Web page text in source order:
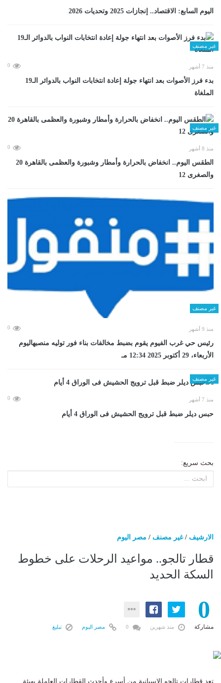
اليوم السابع: الاقتصاد.. إنجازات 2025 وتحديات 2026
غير مصنف
منذ 7 أشهر 0
بدء فرز الأصوات بعد انتهاء جولة إعادة انتخابات النواب بالدوائر الـ19
الملغاة
غير مصنف
منذ 8 أشهر 0
الطقس اليوم.. انخفاض بالحرارة وأمطار وشبورة والعظمى بالقاهرة 20
والصغرى 12
غير مصنف
منذ 9 أشهر 0
رئيس حي غرب الفيوم يقوم بضبط مخالفات بناء فور توليه منصبهاليوم
الأربعاء، 29 أكتوبر 2025 12:34 مـ
غير مصنف
منذ 7 أشهر 0
حبس ديلر ضبط قبل ترويج الحشيش فى الوراق 4 أيام
بحث سريع:
الارشيف /غير مصنف / مصر اليوم
قطار تالجو.. مواعيد الرحلات على خطوط
السكة الحديد
0
مشاركة منذ شهرين مصر اليوم تبليغ
تعد قطارات تالجو الإسبانية من أسرع وأحدث القطارات العاملة بهيئة